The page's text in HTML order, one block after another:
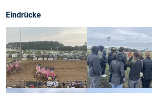
Eindrücke